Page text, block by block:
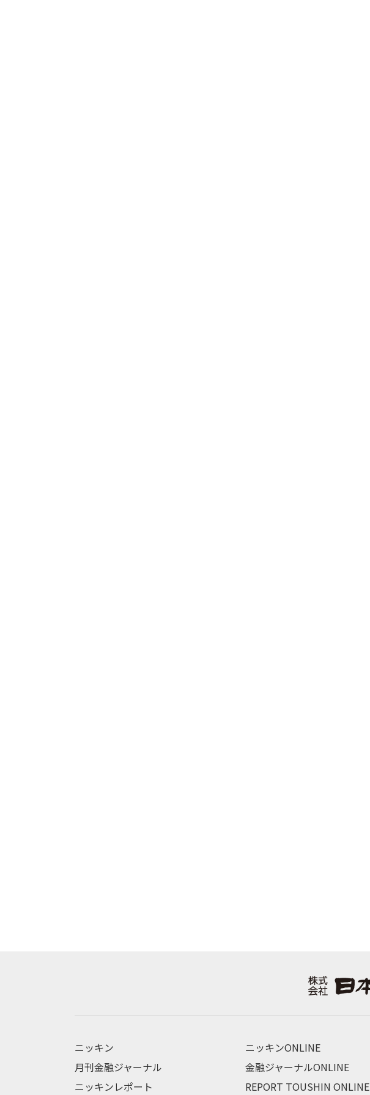
ニッキン
月刊金融ジャーナル
ニッキンレポート
ニッキンONLINE
金融ジャーナルONLINE
REPORT TOUSHIN ONLINE